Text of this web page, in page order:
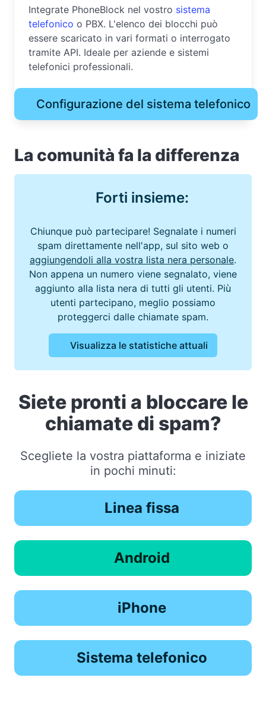
Integrate PhoneBlock nel vostro sistema
telefonico o PBX. L'elenco dei blocchi può
essere scaricato in vari formati o interrogato
tramite API. Ideale per aziende e sistemi
telefonici professionali.
Configurazione del sistema telefonico
La comunità fa la differenza
Forti insieme:
Chiunque può partecipare! Segnalate i numeri
spam direttamente nell'app, sul sito web o
aggiungendoli alla vostra lista nera personale.
Non appena un numero viene segnalato, viene
aggiunto alla lista nera di tutti gli utenti. Più
utenti partecipano, meglio possiamo
proteggerci dalle chiamate spam.
Visualizza le statistiche attuali
Siete pronti a bloccare le
chiamate di spam?
Scegliete la vostra piattaforma e iniziate
in pochi minuti:
Linea fissa
Android
iPhone
Sistema telefonico